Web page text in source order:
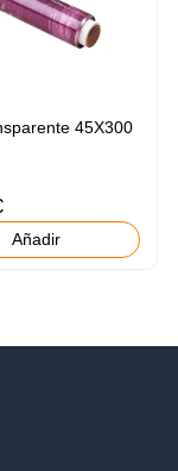
45X300
Añadir